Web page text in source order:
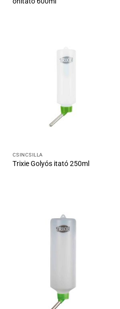
CSINCSILLA
Trixie Golyós itató 250ml